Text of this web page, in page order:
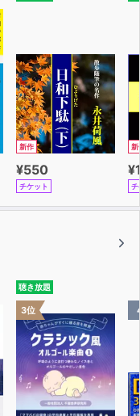
新作
¥550
チケット
新
チ
聴き放題
3位